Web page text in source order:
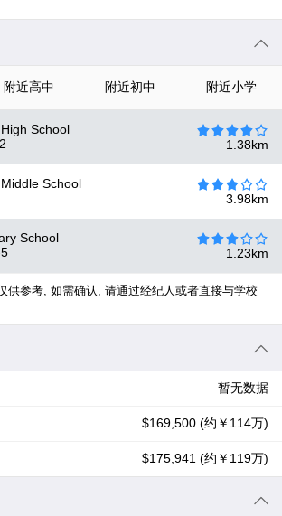
附近高中 附近初中 附近小学
School
1.38km
School
3.98km
School
1.23km
供参考, 如需确认, 请通过经纪人或者直接与学校
暂无数据
$169,500 (约￥114万)
$175,941 (约￥119万)